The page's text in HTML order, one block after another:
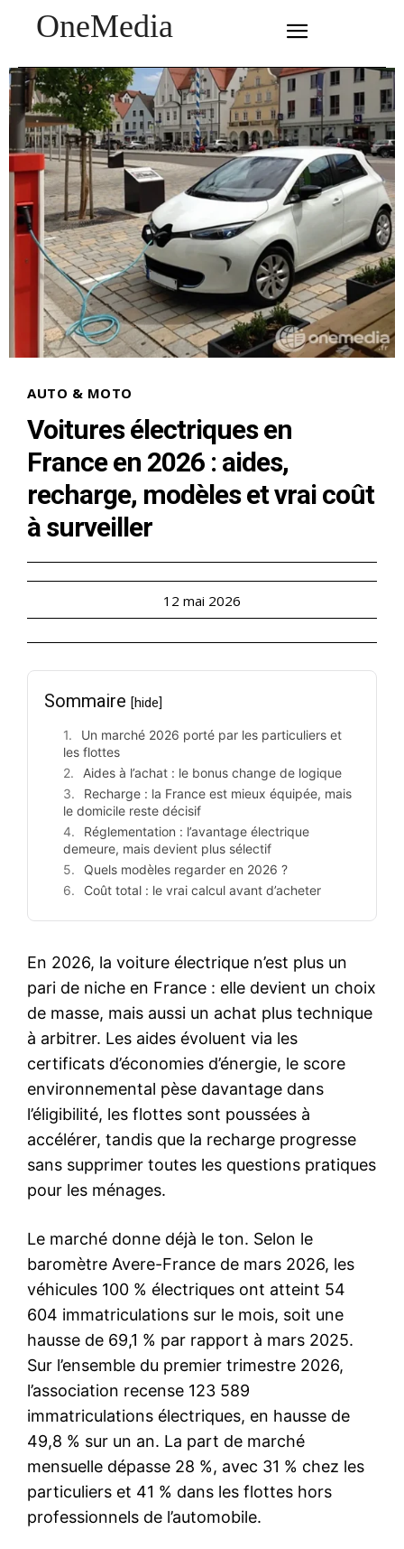
OneMedia
AUTO & MOTO
Voitures électriques en
France en 2026 : aides,
recharge, modèles et vrai coût
à surveiller
12 mai 2026
Sommaire [hide]
Un marché 2026 porté par les particuliers et
les flottes
Aides à l’achat : le bonus change de logique
Recharge : la France est mieux équipée, mais
le domicile reste décisif
Réglementation : l’avantage électrique
demeure, mais devient plus sélectif
Quels modèles regarder en 2026 ?
Coût total : le vrai calcul avant d’acheter
En 2026, la voiture électrique n’est plus un
pari de niche en France : elle devient un choix
de masse, mais aussi un achat plus technique
à arbitrer. Les aides évoluent via les
certificats d’économies d’énergie, le score
environnemental pèse davantage dans
l’éligibilité, les flottes sont poussées à
accélérer, tandis que la recharge progresse
sans supprimer toutes les questions pratiques
pour les ménages.
Le marché donne déjà le ton. Selon le
baromètre Avere-France de mars 2026, les
véhicules 100 % électriques ont atteint 54
604 immatriculations sur le mois, soit une
hausse de 69,1 % par rapport à mars 2025.
Sur l’ensemble du premier trimestre 2026,
l’association recense 123 589
immatriculations électriques, en hausse de
49,8 % sur un an. La part de marché
mensuelle dépasse 28 %, avec 31 % chez les
particuliers et 41 % dans les flottes hors
professionnels de l’automobile.